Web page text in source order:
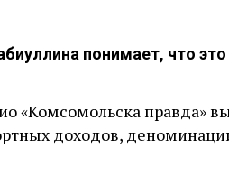
понимает, что это
«Комсомольска правда»
доходов,